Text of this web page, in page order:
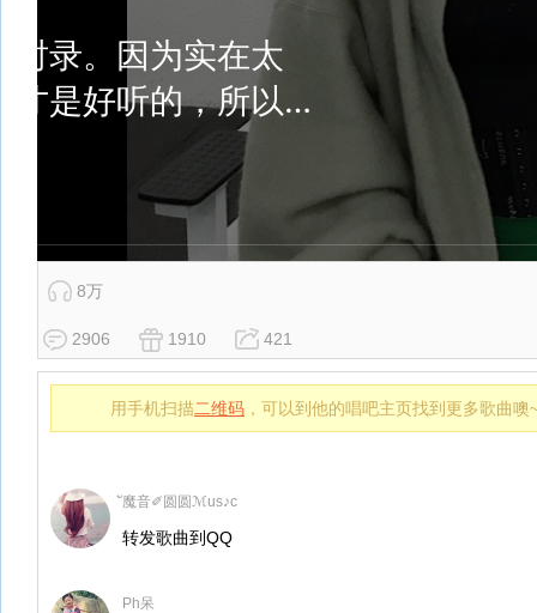
8万
2906 1910 421
用手机扫描二维码 ，可以到他的唱吧主页找到更多歌曲噢
ั魔音✐圆圆ℳus♪c
转发歌曲到QQ
Ph呆